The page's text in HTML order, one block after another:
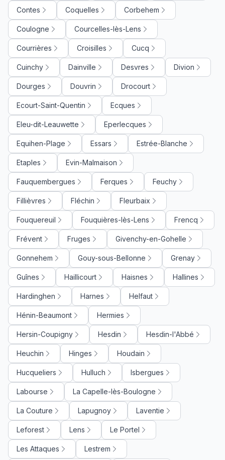
Contes Coquelles Corbehem
Coulogne Courcelles-lès-Lens
Courrières Croisilles Cucq
Cuinchy Dainville Desvres Divion
Dourges Douvrin Drocourt
Ecourt-Saint-Quentin Ecques
Eleu-dit-Leauwette Eperlecques
Equihen-Plage Essars Estrée-Blanche
Etaples Evin-Malmaison
Fauquembergues Ferques Feuchy
Fillièvres Fléchin Fleurbaix
Fouquereuil Fouquières-lès-Lens Frencq
Frévent Fruges Givenchy-en-Gohelle
Gonnehem Gouy-sous-Bellonne Grenay
Guînes Haillicourt Haisnes Hallines
Hardinghen Harnes Helfaut
Hénin-Beaumont Hermies
Hersin-Coupigny Hesdin Hesdin-l'Abbé
Heuchin Hinges Houdain
Hucqueliers Hulluch Isbergues
Labourse La Capelle-lès-Boulogne
La Couture Lapugnoy Laventie
Leforest Lens Le Portel
Les Attaques Lestrem